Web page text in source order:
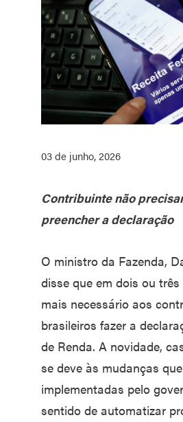
03 de junho, 2026
Contribuinte não
preencher a declaração
O ministro da Fazenda,
disse que em dois ou
mais necessário aos
brasileiros fazer a
de Renda. A novidade,
se deve às mudanças
implementadas pelo
sentido de automatizar